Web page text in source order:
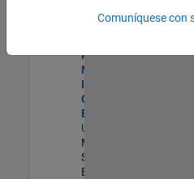
Experimentado
Program
Manager,
Internal
Corporate
Events
US-MA-Natick
Marketing
Services |
Experimentado
Comuníquese con